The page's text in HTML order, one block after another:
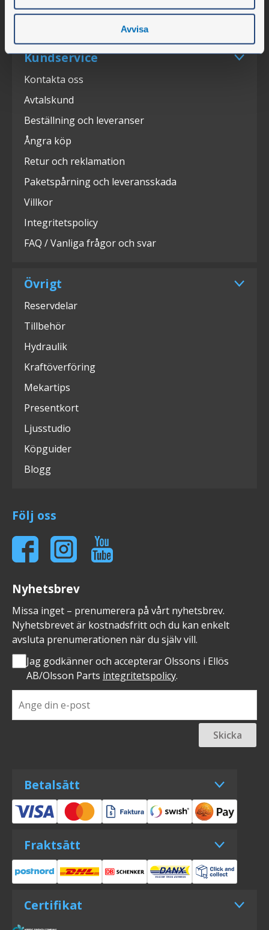
Avvisa
Mässor
Kundservice
Kontakta oss
Avtalskund
Beställning och leveranser
Ångra köp
Retur och reklamation
Paketspårning och leveransskada
Villkor
Integritetspolicy
FAQ / Vanliga frågor och svar
Övrigt
Reservdelar
Tillbehör
Hydraulik
Kraftöverföring
Mekartips
Presentkort
Ljusstudio
Köpguider
Blogg
Följ oss
Nyhetsbrev
Missa inget – prenumerera på vårt nyhetsbrev.
Nyhetsbrevet är kostnadsfritt och du kan enkelt
avsluta prenumerationen när du själv vill.
Jag godkänner och accepterar Olssons i Ellös
AB/Olsson Parts integritetspolicy.
Skicka
Betalsätt
Fraktsätt
Certifikat